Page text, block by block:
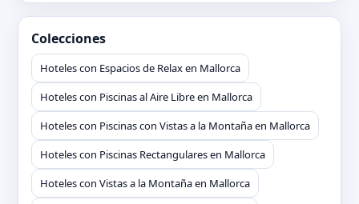
Colecciones
Hoteles con Espacios de Relax en Mallorca
Hoteles con Piscinas al Aire Libre en Mallorca
Hoteles con Piscinas con Vistas a la Montaña en Mallorca
Hoteles con Piscinas Rectangulares en Mallorca
Hoteles con Vistas a la Montaña en Mallorca